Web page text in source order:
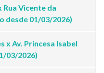
Rua Vicente da
desde 01/03/2026)
x Av. Princesa Isabel
03/2026)